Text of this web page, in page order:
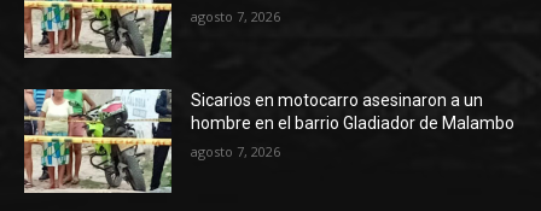
agosto 7, 2026
Sicarios en motocarro asesinaron a un
hombre en el barrio Gladiador de Malambo
agosto 7, 2026